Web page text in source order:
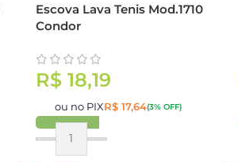
Escova Lava Tenis Mod.1710
Condor
R$18,19
ou no PIXR$17,64(3% OFF)
Comprar